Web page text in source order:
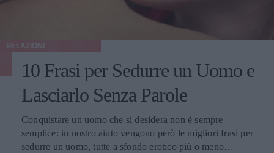
RELAZIONI
10 Frasi per Sedurre un Uomo e
Lasciarlo Senza Parole
Conquistare un uomo che si desidera non è sempre
semplice: in nostro aiuto vengono però le migliori frasi per
sedurre un uomo, tutte a sfondo erotico più o meno